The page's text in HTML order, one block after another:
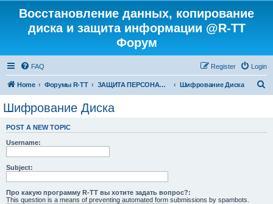
Восстановление данных, копирование
диска и защита информации @R-TT
Форум
FAQ Login
Register
Home Форумы R-TT ЗАЩИТА ПЕРСОНАЛЬНЫХ ДАННЫХ И БЕЗОПАСНОСТЬ Шифрование Диска
Шифрование Диска
POST A NEW TOPIC
Username:
Subject:
Про какую программу R-TT вы хотите задать вопрос?:
This question is a means of preventing automated form submissions by spambots.